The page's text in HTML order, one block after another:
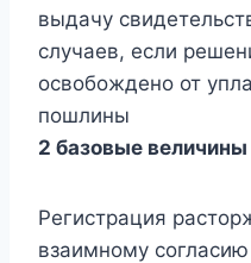
выдачу
случаев, если
освобождено от
пошлины
2 базовые величины
Регистрация
взаимному